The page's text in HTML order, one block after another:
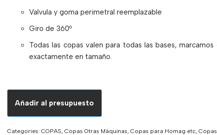
Valvula y goma perimetral reemplazable
Giro de 360º
Todas las copas valen para todas las bases,
exactamente en tamaño.
Añadir al presupuesto
Categories: COPAS Copas Otras Máquinas Copas para Homag etc